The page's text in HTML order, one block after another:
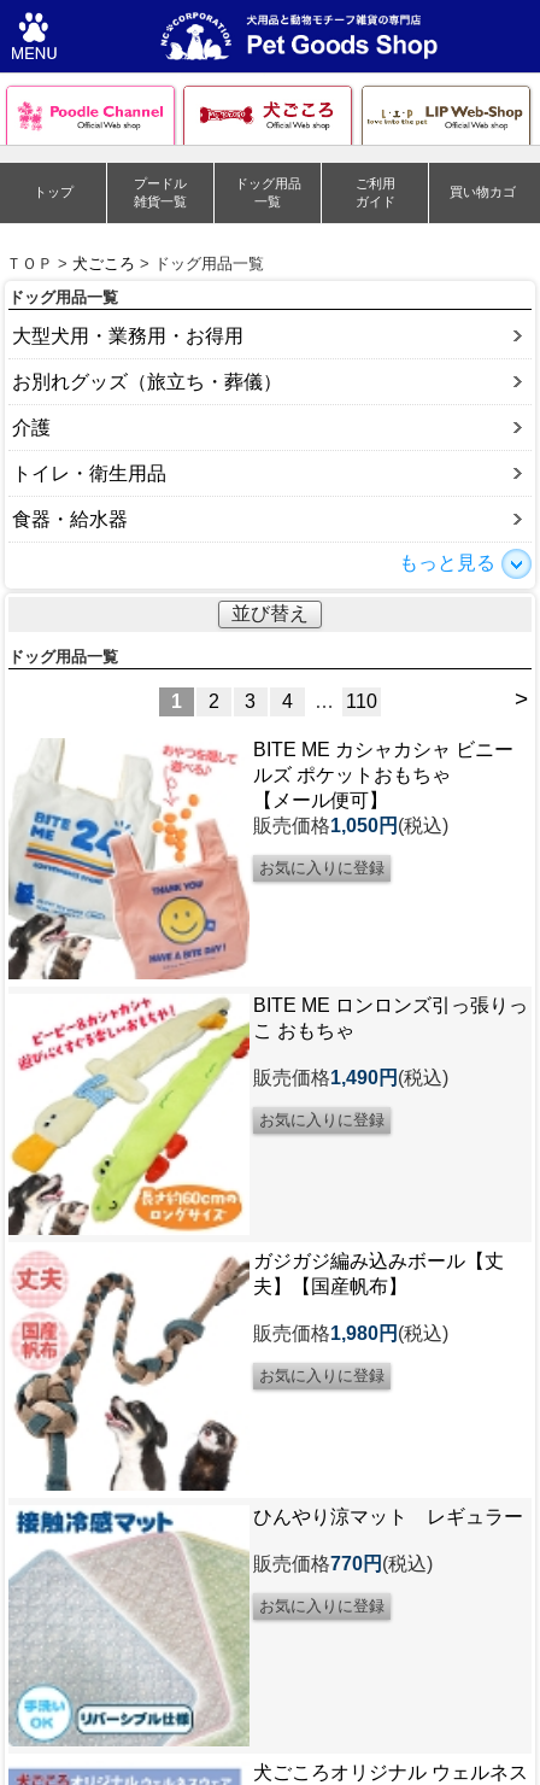
トップ
プードル
雑貨一覧
ドッグ用品
一覧
ご利用
ガイド
買い物カゴ
ＴＯＰ > 犬ごころ > ドッグ用品一覧
ドッグ用品一覧
大型犬用・業務用・お得用
お別れグッズ（旅立ち・葬儀）
介護
トイレ・衛生用品
食器・給水器
もっと見る
並び替え
ドッグ用品一覧
>
1 2 3 4 … 110
BITE ME カシャカシャ ビニー
ルズ ポケットおもちゃ
【メール便可】
販売価格1,050円 (税込)
BITE ME ロンロンズ引っ張りっ
こ おもちゃ
販売価格1,490円 (税込)
ガジガジ編み込みボール【丈
夫】【国産帆布】
販売価格1,980円 (税込)
ひんやり涼マット レギュラー
販売価格770円 (税込)
犬ごころオリジナル ウェルネス